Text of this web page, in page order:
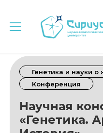
Генетика и науки о
Конференция
Научная
«Генетика.